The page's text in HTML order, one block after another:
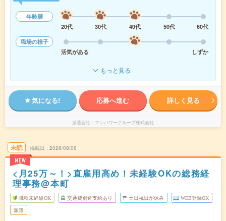
年齢層
20代
30代 40代 50代
60代
職場の様子
活気がある
しずか
もっと見る
気になる! 応募へ進む 詳しく見る
派遣会社 マンパワーグループ株式会社
未読
NEW
掲載日 2026/08/06
<月25万～！>直雇用高め！未経験OKの総務経
理事務@本町
職種未経験OK 交通費別途支給あり 土日祝日が休み WEB登録OK
派遣